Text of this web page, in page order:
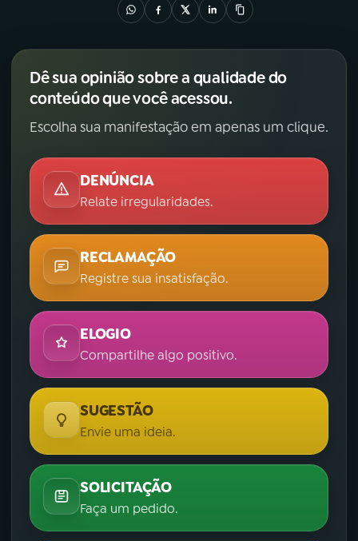
Dê sua opinião sobre a qualidade do
conteúdo que você acessou.
Escolha sua manifestação em apenas um clique.
DENÚNCIA
Relate irregularidades.
RECLAMAÇÃO
Registre sua insatisfação.
ELOGIO
Compartilhe algo positivo.
SUGESTÃO
Envie uma ideia.
SOLICITAÇÃO
Faça um pedido.